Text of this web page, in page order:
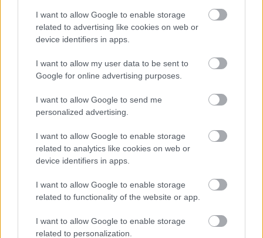
I want to allow Google to enable storage
related to advertising like cookies on web or
device identifiers in apps.
I want to allow my user data to be sent to
Google for online advertising purposes.
I want to allow Google to send me
personalized advertising.
I want to allow Google to enable storage
related to analytics like cookies on web or
device identifiers in apps.
I want to allow Google to enable storage
related to functionality of the website or app.
I want to allow Google to enable storage
related to personalization.
42 ezer migráns érte el a görög szigeteket
tengeren.
Líbiábanarra, hogy Európába jusson -
nyilatkozta vasárnap Tánosz Thanos Plevrisz
migrációs ügyekért felelős miniszter a görög
televíziónak.
Plevrisz az átjutásra várók számát 550 ezerre
együttműködik a Frontexszel, az Európai Unió